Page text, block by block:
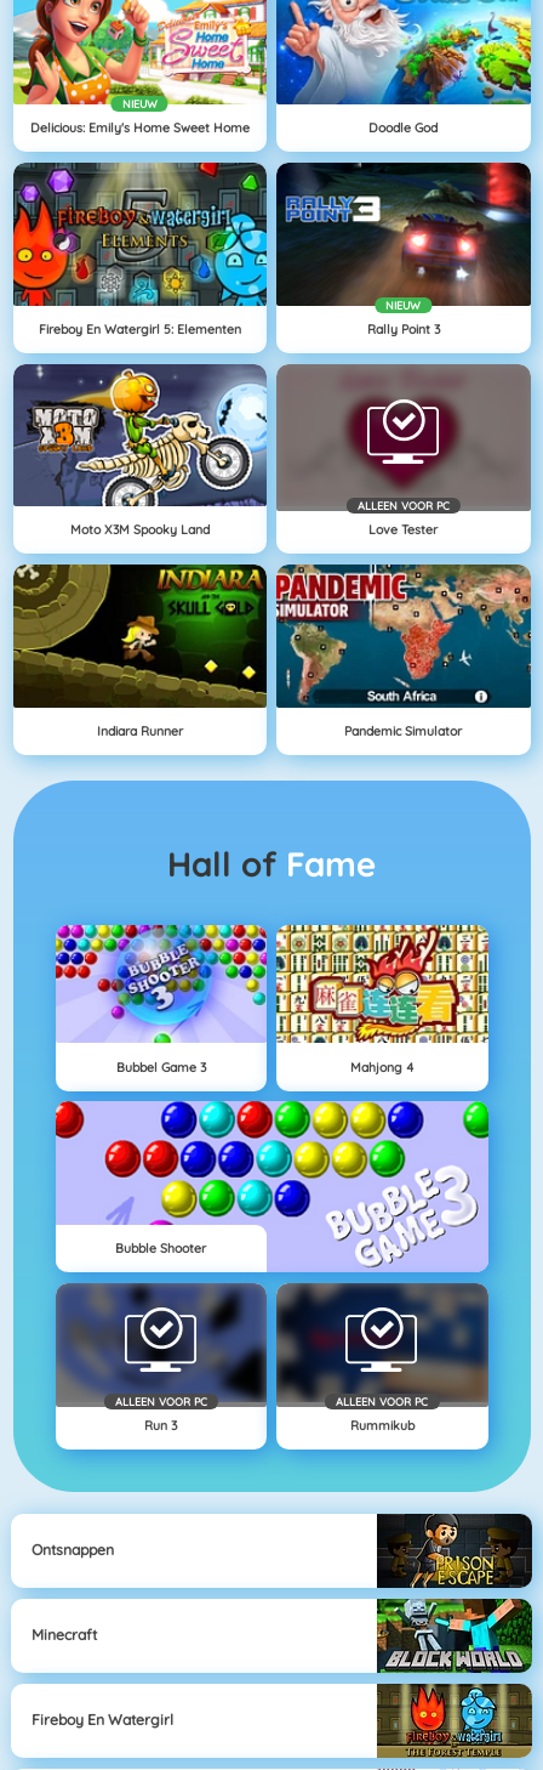
NIEUW
Delicious: Emily's Home Sweet Home Doodle God
Fireboy En Watergirl 5: Elementen
NIEUW
Rally Point 3
Moto X3M Spooky Land
ALLEEN VOOR PC
Love Tester
Indiara Runner Pandemic Simulator
Hall of Fame
Bubbel Game 3 Mahjong 4
Bubble Shooter
ALLEEN VOOR PC
Run 3
ALLEEN VOOR PC
Rummikub
Ontsnappen
Minecraft
Fireboy En Watergirl